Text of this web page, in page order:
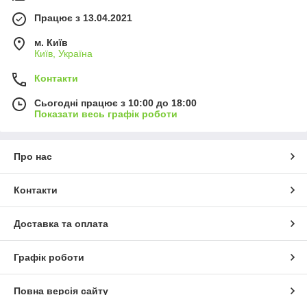
Працює з 13.04.2021
м. Київ
Київ, Україна
Контакти
Сьогодні працює з 10:00 до 18:00
Показати весь графік роботи
Про нас
Контакти
Доставка та оплата
Графік роботи
Повна версія сайту